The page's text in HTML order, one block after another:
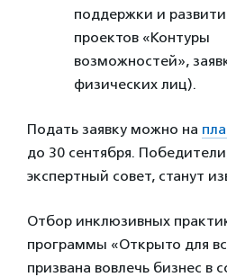
поддержки и
проектов «Контуры
возможностей»,
физических лиц).
Подать заявку можно на
до 30 сентября.
экспертный совет, станут
Отбор инклюзивных
программы «Открыто для
призвана вовлечь бизнес в